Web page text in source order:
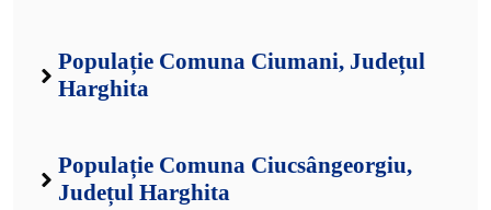
Populație Comuna Ciumani, Județul
Harghita
Populație Comuna Ciucsângeorgiu,
Județul Harghita